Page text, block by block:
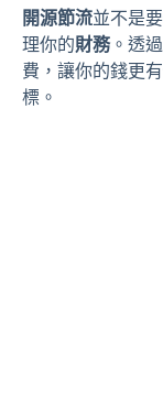
開源節流並不是
理你的財務。透過
費，讓你的錢更
標。